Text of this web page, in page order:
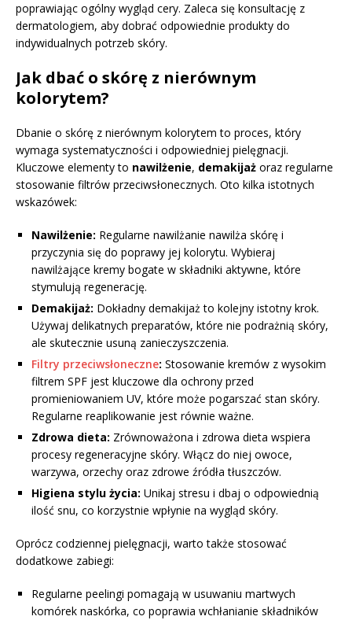
poprawiając ogólny wygląd cery. Zaleca się konsultację z
dermatologiem, aby dobrać odpowiednie produkty do
indywidualnych potrzeb skóry.
Jak dbać o skórę z nierównym
kolorytem?
Dbanie o skórę z nierównym kolorytem to proces, który
wymaga systematyczności i odpowiedniej pielęgnacji.
Kluczowe elementy to nawilżenie, demakijaż oraz regularne
stosowanie filtrów przeciwsłonecznych. Oto kilka istotnych
wskazówek:
Nawilżenie: Regularne nawilżanie nawilża skórę i
przyczynia się do poprawy jej kolorytu. Wybieraj
nawilżające kremy bogate w składniki aktywne, które
stymulują regenerację.
Demakijaż: Dokładny demakijaż to kolejny istotny krok.
Używaj delikatnych preparatów, które nie podrażnią skóry,
ale skutecznie usuną zanieczyszczenia.
Filtry przeciwsłoneczne: Stosowanie kremów z wysokim
filtrem SPF jest kluczowe dla ochrony przed
promieniowaniem UV, które może pogarszać stan skóry.
Regularne reaplikowanie jest równie ważne.
Zdrowa dieta: Zrównoważona i zdrowa dieta wspiera
procesy regeneracyjne skóry. Włącz do niej owoce,
warzywa, orzechy oraz zdrowe źródła tłuszczów.
Higiena stylu życia: Unikaj stresu i dbaj o odpowiednią
ilość snu, co korzystnie wpłynie na wygląd skóry.
Oprócz codziennej pielęgnacji, warto także stosować
dodatkowe zabiegi:
Regularne peelingi pomagają w usuwaniu martwych
komórek naskórka, co poprawia wchłanianie składników